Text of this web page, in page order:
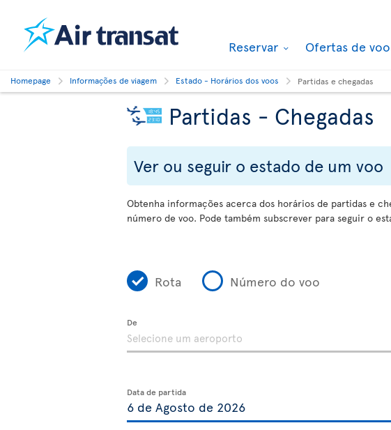
Reservar Ofertas de
Homepage Informações de viagem Estado - Horários dos voos Partidas e chegadas
Partidas - Chegadas
Ver ou seguir o estado de um voo
Obtenha informações acerca dos horários de partidas e
número de voo. Pode também subscrever para seguir o
Rota Número do voo
De
Data de partida